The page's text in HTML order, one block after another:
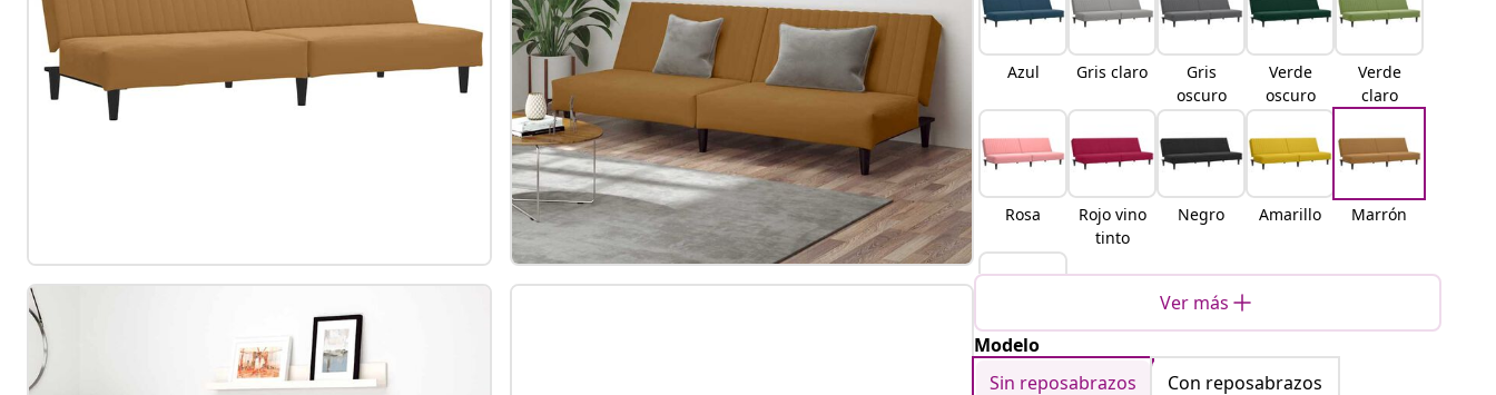
Azul Gris claro
Gris
oscuro
Verde
oscuro
Verde
claro
Rosa
Rojo vino
tinto
Negro Amarillo Marrón
Crema
Ver más
Modelo
Sin reposabrazos
Con reposabrazos